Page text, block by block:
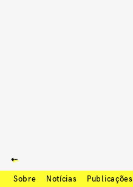
⇠
Sobre Notícias Publicações